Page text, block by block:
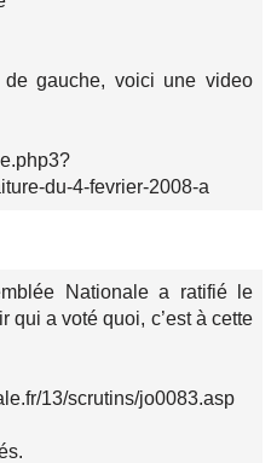
de gauche, voici une video
du-4-fevrier-2008-a
Nationale a ratifié le
qui a voté quoi, c’est à cette
13/scrutins/jo0083.asp